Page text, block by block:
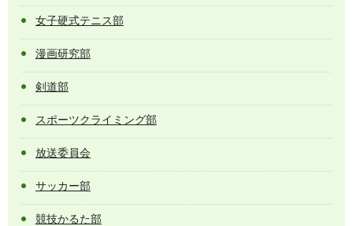
女子硬式テニス部
漫画研究部
剣道部
スポーツクライミング部
放送委員会
サッカー部
競技かるた部